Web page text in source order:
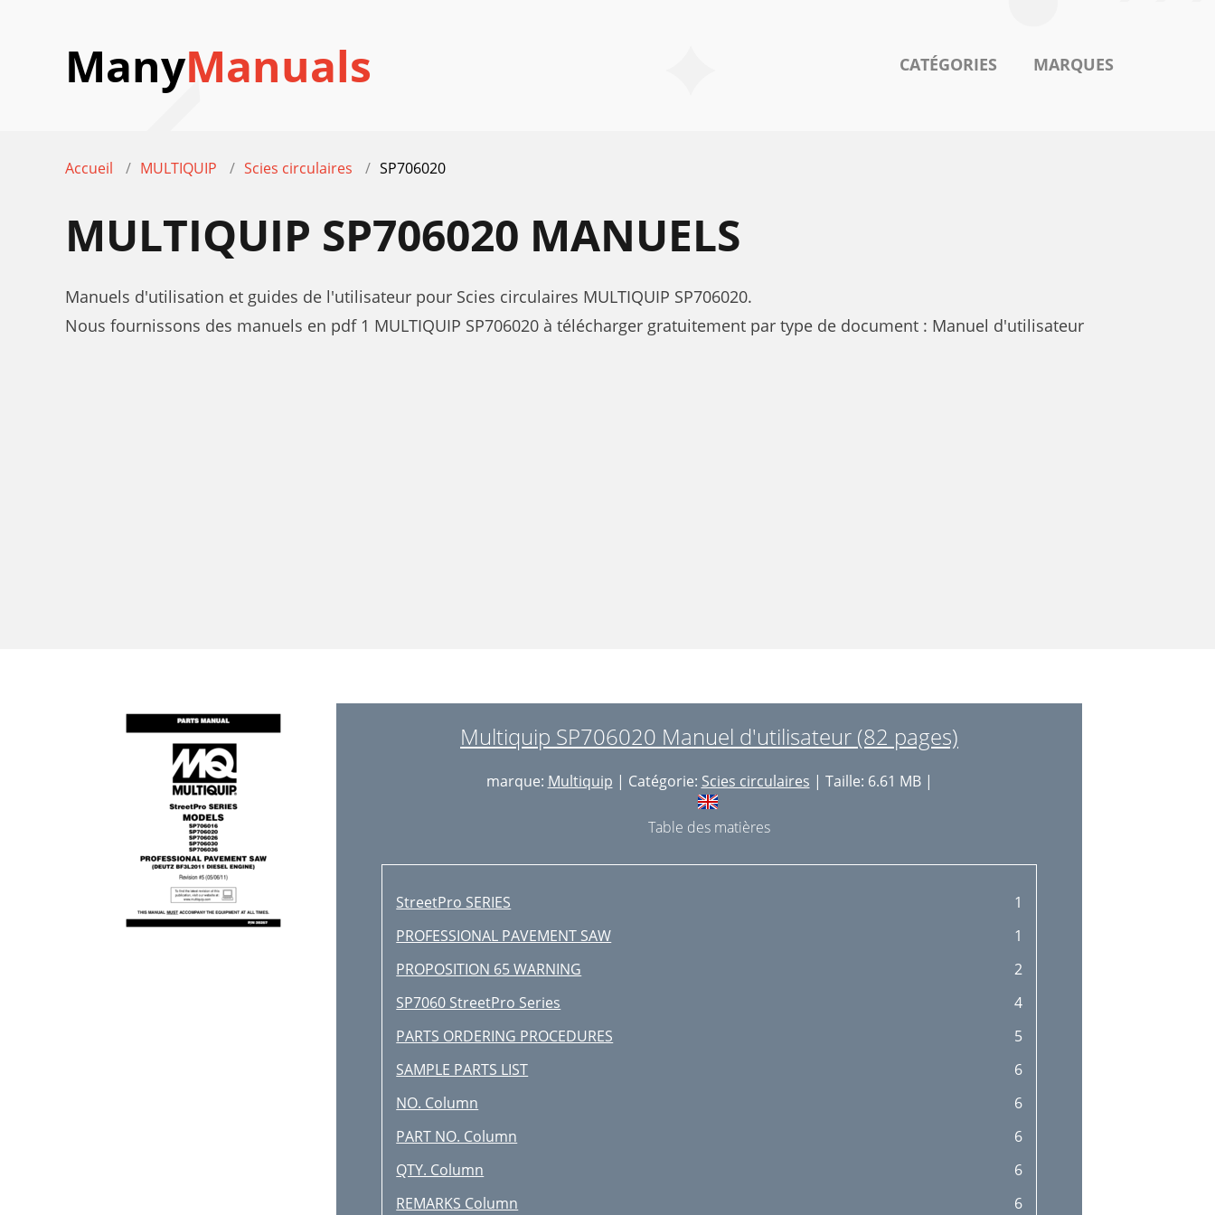
ManyManuals CATÉGORIES MARQUES
Accueil MULTIQUIP Scies circulaires SP706020
MULTIQUIP SP706020 MANUELS
Manuels d'utilisation et guides de l'utilisateur pour Scies circulaires MULTIQUIP SP706020.
Nous fournissons des manuels en pdf 1 MULTIQUIP SP706020 à télécharger gratuitement par type de document : Manuel d'utilisateur
Multiquip SP706020 Manuel d'utilisateur (82 pages)
marque: Multiquip | Catégorie: Scies circulaires | Taille: 6.61 MB |
Table des matières
StreetPro SERIES
1
PROFESSIONAL PAVEMENT SAW
1
PROPOSITION 65 WARNING
2
SP7060 StreetPro Series
4
PARTS ORDERING PROCEDURES
5
SAMPLE PARTS LIST
6
NO. Column
6
PART NO. Column
6
QTY. Column
6
REMARKS Column
6